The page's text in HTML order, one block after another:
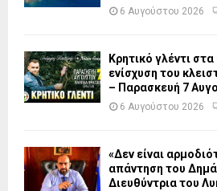
6 Αυγούστου 2026
Κρητικό γλέντι
ενίσχυση του
– Παρασκευή 7
6 Αυγούστου 2026
«Δεν είναι
απάντηση του
Διευθύντρια του